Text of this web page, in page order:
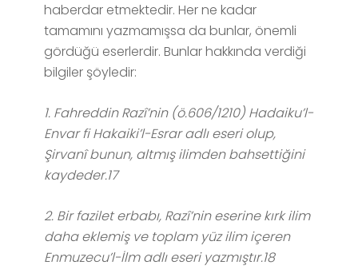
haberdar etmektedir. Her ne kadar
tamamını yazmamışsa da bunlar, önemli
gördüğü eserlerdir. Bunlar hakkında verdiği
bilgiler şöyledir:
1. Fahreddin Razî’nin (ö.606/1210) Hadaiku’l-
Envar fi Hakaiki’l-Esrar adlı eseri olup,
Şirvanî bunun, altmış ilimden bahsettiğini
kaydeder.17
2. Bir fazilet erbabı, Razî’nin eserine kırk ilim
daha eklemiş ve toplam yüz ilim içeren
Enmuzecu’l-İlm adlı eseri yazmıştır.18